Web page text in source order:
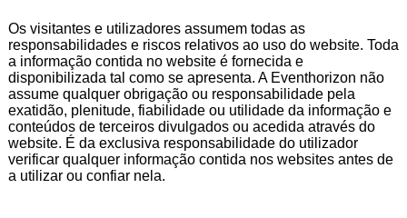
Os visitantes e utilizadores assumem todas as
responsabilidades e riscos relativos ao uso do website. Toda
a informação contida no website é fornecida e
disponibilizada tal como se apresenta. A Eventhorizon não
assume qualquer obrigação ou responsabilidade pela
exatidão, plenitude, fiabilidade ou utilidade da informação e
conteúdos de terceiros divulgados ou acedida através do
website. É da exclusiva responsabilidade do utilizador
verificar qualquer informação contida nos websites antes de
a utilizar ou confiar nela.